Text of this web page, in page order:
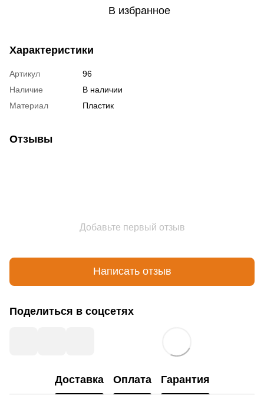
В избранное
Характеристики
Артикул
96
Наличие
В наличии
Материал
Пластик
Отзывы
Добавьте первый отзыв
Написать отзыв
Поделиться в соцсетях
Доставка Оплата Гарантия